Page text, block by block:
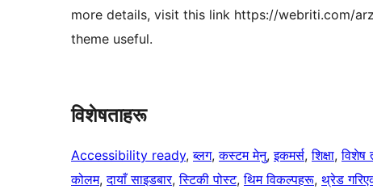
more details, visit this link https://webriti.com/
theme useful.
विशेषताहरू
Accessibility ready, ब्लग, कस्टम मेनु, इकमर्स, शिक्षा, विशेष
कोलम, दायाँ साइडबार, स्टिकी पोस्ट, थिम विकल्पहरू, थ्रेड